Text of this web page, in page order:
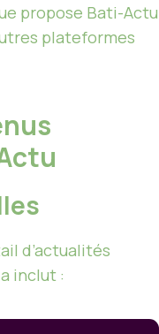
propose Bati-Actu
plateformes
d’actualités
inclut :